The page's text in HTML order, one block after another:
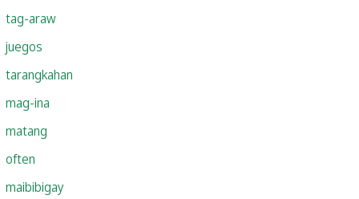
tag-araw
juegos
tarangkahan
mag-ina
matang
often
maibibigay